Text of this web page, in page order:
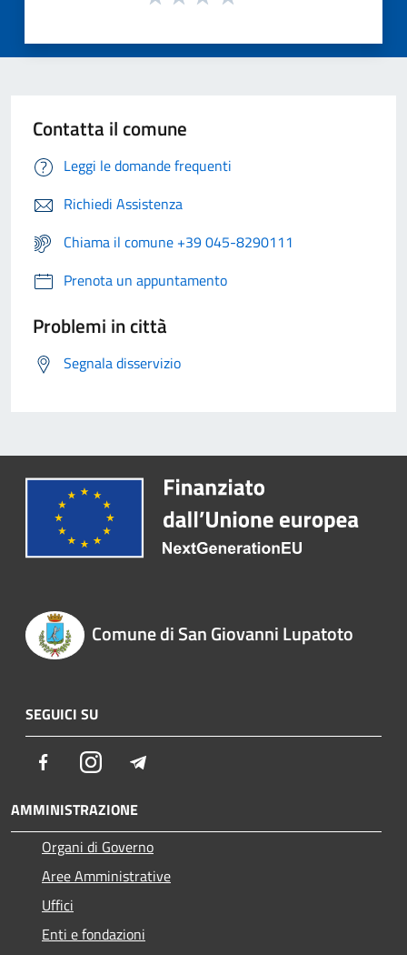
Contatta il comune
Leggi le domande frequenti
Richiedi Assistenza
Chiama il comune +39 045-8290111
Prenota un appuntamento
Problemi in città
Segnala disservizio
Comune di San Giovanni Lupatoto
SEGUICI SU
FacebookInstagram
AMMINISTRAZIONE
Organi di Governo
Aree Amministrative
Uffici
Enti e fondazioni